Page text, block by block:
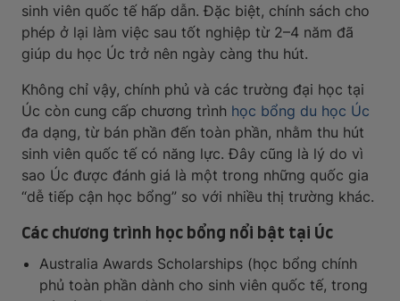
sinh viên quốc tế hấp dẫn. Đặc biệt, chính sách cho
phép ở lại làm việc sau tốt nghiệp từ 2–4 năm đã
giúp du học Úc trở nên ngày càng thu hút.
Không chỉ vậy, chính phủ và các trường đại học tại
Úc còn cung cấp chương trình học bổng du học Úc
đa dạng, từ bán phần đến toàn phần, nhằm thu hút
sinh viên quốc tế có năng lực. Đây cũng là lý do vì
sao Úc được đánh giá là một trong những quốc gia
“dễ tiếp cận học bổng” so với nhiều thị trường khác.
Các chương trình học bổng nổi bật tại Úc
Australia Awards Scholarships (học bổng chính
phủ toàn phần dành cho sinh viên quốc tế, trong